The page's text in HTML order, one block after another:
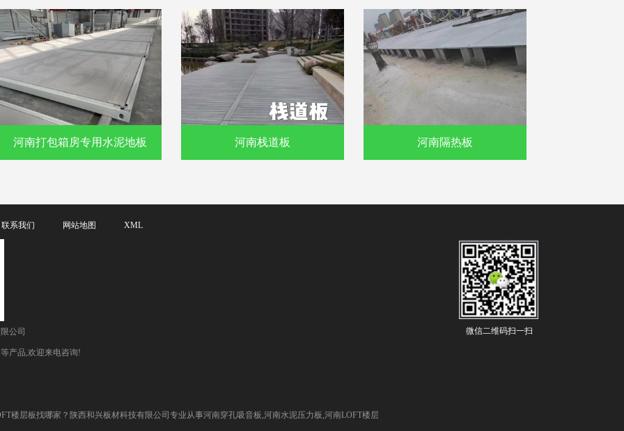
河南打包箱房专用水泥地板 河南栈道板 河南隔热板
联系我们 网站地图 XML
公司
等产品,欢迎来电咨询!
楼层板找哪家？陕西和兴板材科技有限公司专业从事河南穿孔吸音板,河南水泥压力板,河南LOFT楼层
微信二维码扫一扫